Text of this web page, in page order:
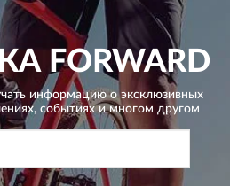
FORWARD
информацию о эксклюзивных
событиях и многом другом